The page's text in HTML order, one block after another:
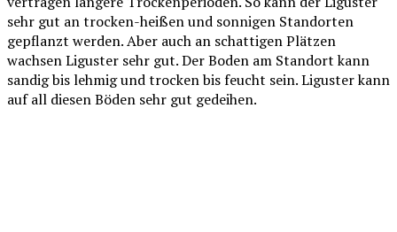
sehr gut an trocken-heißen und sonnigen Standorten
gepflanzt werden. Aber auch an schattigen Plätzen
wachsen Liguster sehr gut. Der Boden am Standort kann
sandig bis lehmig und trocken bis feucht sein. Liguster kann
auf all diesen Böden sehr gut gedeihen.